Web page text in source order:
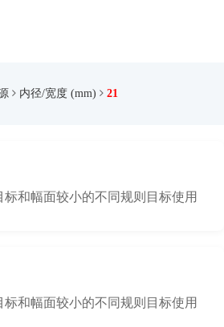
内径/宽度 (mm) 21
和幅面较小的不同规则目标使用
和幅面较小的不同规则目标使用